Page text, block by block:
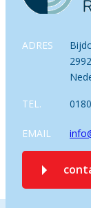
ADRES
TEL.
EMAIL